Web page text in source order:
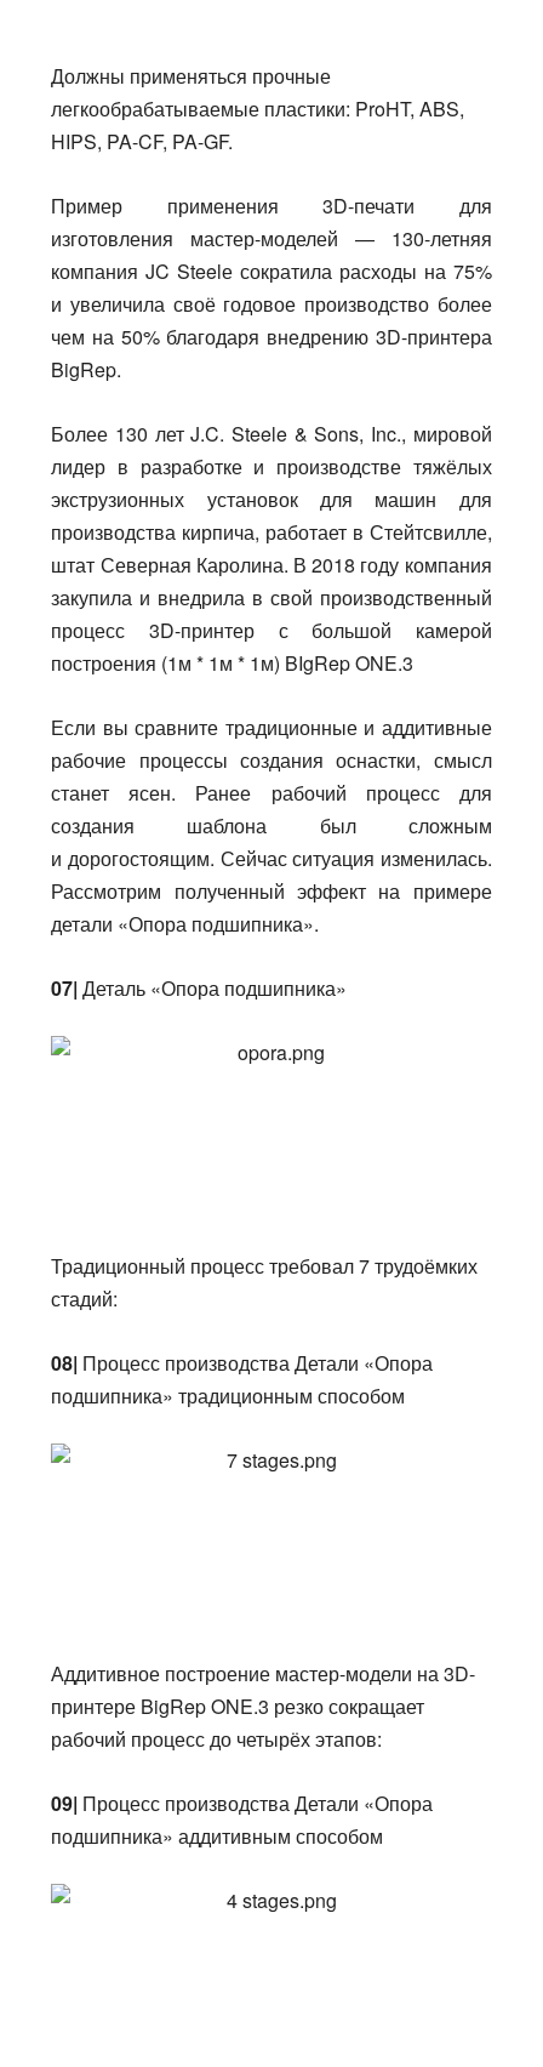
Должны применяться прочные
легкообрабатываемые пластики: ProHT, ABS,
HIPS, PA-CF, PA-GF.
Пример применения 3D-печати для
изготовления мастер-моделей — 130-летняя
компания JC Steelе сократила расходы на 75%
и увеличила своё годовое производство более
чем на 50% благодаря внедрению 3D-принтера
BigRep.
Более 130 лет J.C. Steele & Sons, Inc., мировой
лидер в разработке и производстве тяжёлых
экструзионных установок для машин для
производства кирпича, работает в Стейтсвилле,
штат Северная Каролина. В 2018 году компания
закупила и внедрила в свой производственный
процесс 3D-принтер с большой камерой
построения (1м * 1м * 1м) BIgRep ONE.3
Если вы сравните традиционные и аддитивные
рабочие процессы создания оснастки, смысл
станет ясен. Ранее рабочий процесс для
создания шаблона был сложным
и дорогостоящим. Сейчас ситуация изменилась.
Рассмотрим полученный эффект на примере
детали «Опора подшипника».
07| Деталь «Опора подшипника»
Традиционный процесс требовал 7 трудоёмких
стадий:
08| Процесс производства Детали «Опора
подшипника» традиционным способом
Аддитивное построение мастер-модели на 3D-
принтере BigRep ONE.3 резко сокращает
рабочий процесс до четырёх этапов:
09| Процесс производства Детали «Опора
подшипника» аддитивным способом